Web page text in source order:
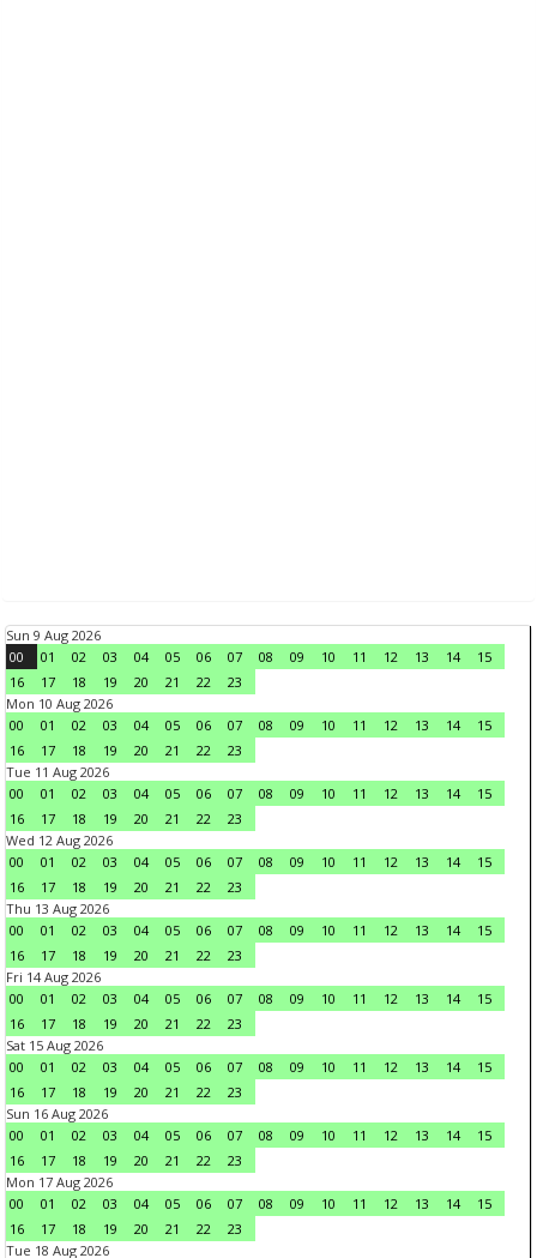
Sun 9 Aug 2026
00
01 02 03 04 05 06 07 08 09 10 11 12 13 14
15
16
17 18 19 20 21 22
23
Mon 10 Aug 2026
00
01 02 03 04 05 06 07 08 09 10 11 12 13 14
15
16
17 18 19 20 21 22
23
Tue 11 Aug 2026
00
01 02 03 04 05 06 07 08 09 10 11 12 13 14
15
16
17 18 19 20 21 22
23
Wed 12 Aug 2026
00
01 02 03 04 05 06 07 08 09 10 11 12 13 14
15
16
17 18 19 20 21 22
23
Thu 13 Aug 2026
00
01 02 03 04 05 06 07 08 09 10 11 12 13 14
15
16
17 18 19 20 21 22
23
Fri 14 Aug 2026
00
01 02 03 04 05 06 07 08 09 10 11 12 13 14
15
16
17 18 19 20 21 22
23
Sat 15 Aug 2026
00
01 02 03 04 05 06 07 08 09 10 11 12 13 14
15
16
17 18 19 20 21 22
23
Sun 16 Aug 2026
00
01 02 03 04 05 06 07 08 09 10 11 12 13 14
15
16
17 18 19 20 21 22
23
Mon 17 Aug 2026
00
01 02 03 04 05 06 07 08 09 10 11 12 13 14
15
16
17 18 19 20 21 22
23
Tue 18 Aug 2026